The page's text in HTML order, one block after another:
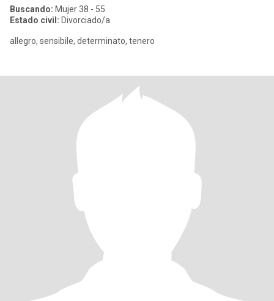
Buscando: Mujer 38 - 55
Estado civil: Divorciado/a
allegro, sensibile, determinato, tenero